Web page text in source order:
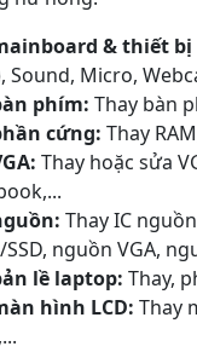
& thiết bị
Sound, Micro,
phím: Thay bàn
cứng: Thay
Thay hoặc sửa
Thay IC
SSD, nguồn VGA,
lề laptop: Thay,
hình LCD: Thay